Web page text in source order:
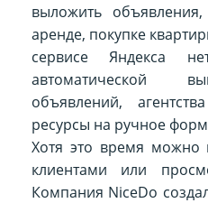
выложить
аренде, покупке
сервисе Яндекса
автоматической
объявлений,
ресурсы на ручное
Хотя это время можно
клиентами или
Компания NiceDo